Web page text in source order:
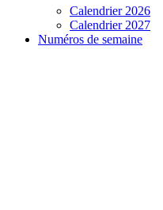
Calendrier 2026
Calendrier 2027
Numéros de semaine